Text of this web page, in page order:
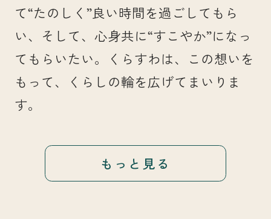
て“たのしく”良い時間を過ごしてもら
い、そして、心身共に“すこやか”になっ
てもらいたい。くらすわは、この想いを
もって、くらしの輪を広げてまいりま
す。
もっと見る